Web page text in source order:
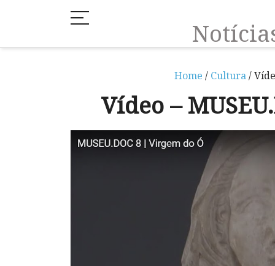
Home / Cultura/
Vídeo –